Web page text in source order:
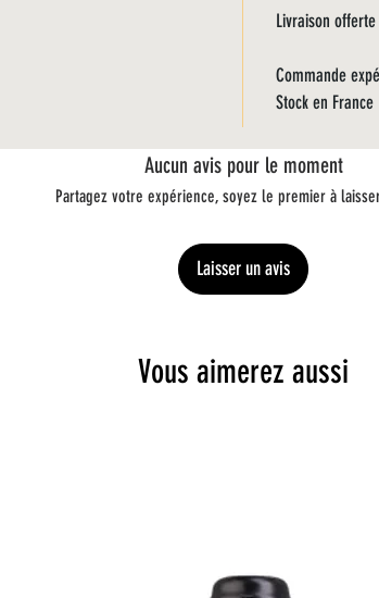
Livraison
Commande
Stock en France
Aucun avis pour le moment
Partagez votre expérience, soyez le premier à
Laisser un avis
Vous aimerez aussi